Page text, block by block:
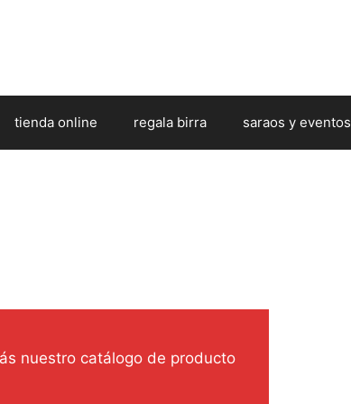
tienda online regala birra saraos y eventos
nuestro catálogo de producto